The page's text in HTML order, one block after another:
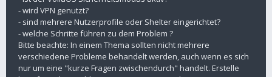
- wird VPN genutzt?
- sind mehrere Nutzerprofile oder Shelter eingerichtet?
- welche Schritte führen zu dem Problem ?
Bitte beachte: In einem Thema sollten nicht mehrere
verschiedene Probleme behandelt werden, auch wenn es sich
nur um eine "kurze Fragen zwischendurch" handelt. Erstelle